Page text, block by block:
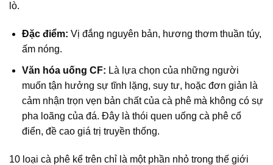
lò.
Đặc điểm: Vị đắng nguyên bản, hương thơm thuần túy,
ấm nóng.
Văn hóa uống CF: Là lựa chọn của những người
muốn tận hưởng sự tĩnh lặng, suy tư, hoặc đơn giản là
cảm nhận trọn vẹn bản chất của cà phê mà không có sự
pha loãng của đá. Đây là thói quen uống cà phê cổ
điển, đề cao giá trị truyền thống.
10 loại cà phê kể trên chỉ là một phần nhỏ trong thế giới